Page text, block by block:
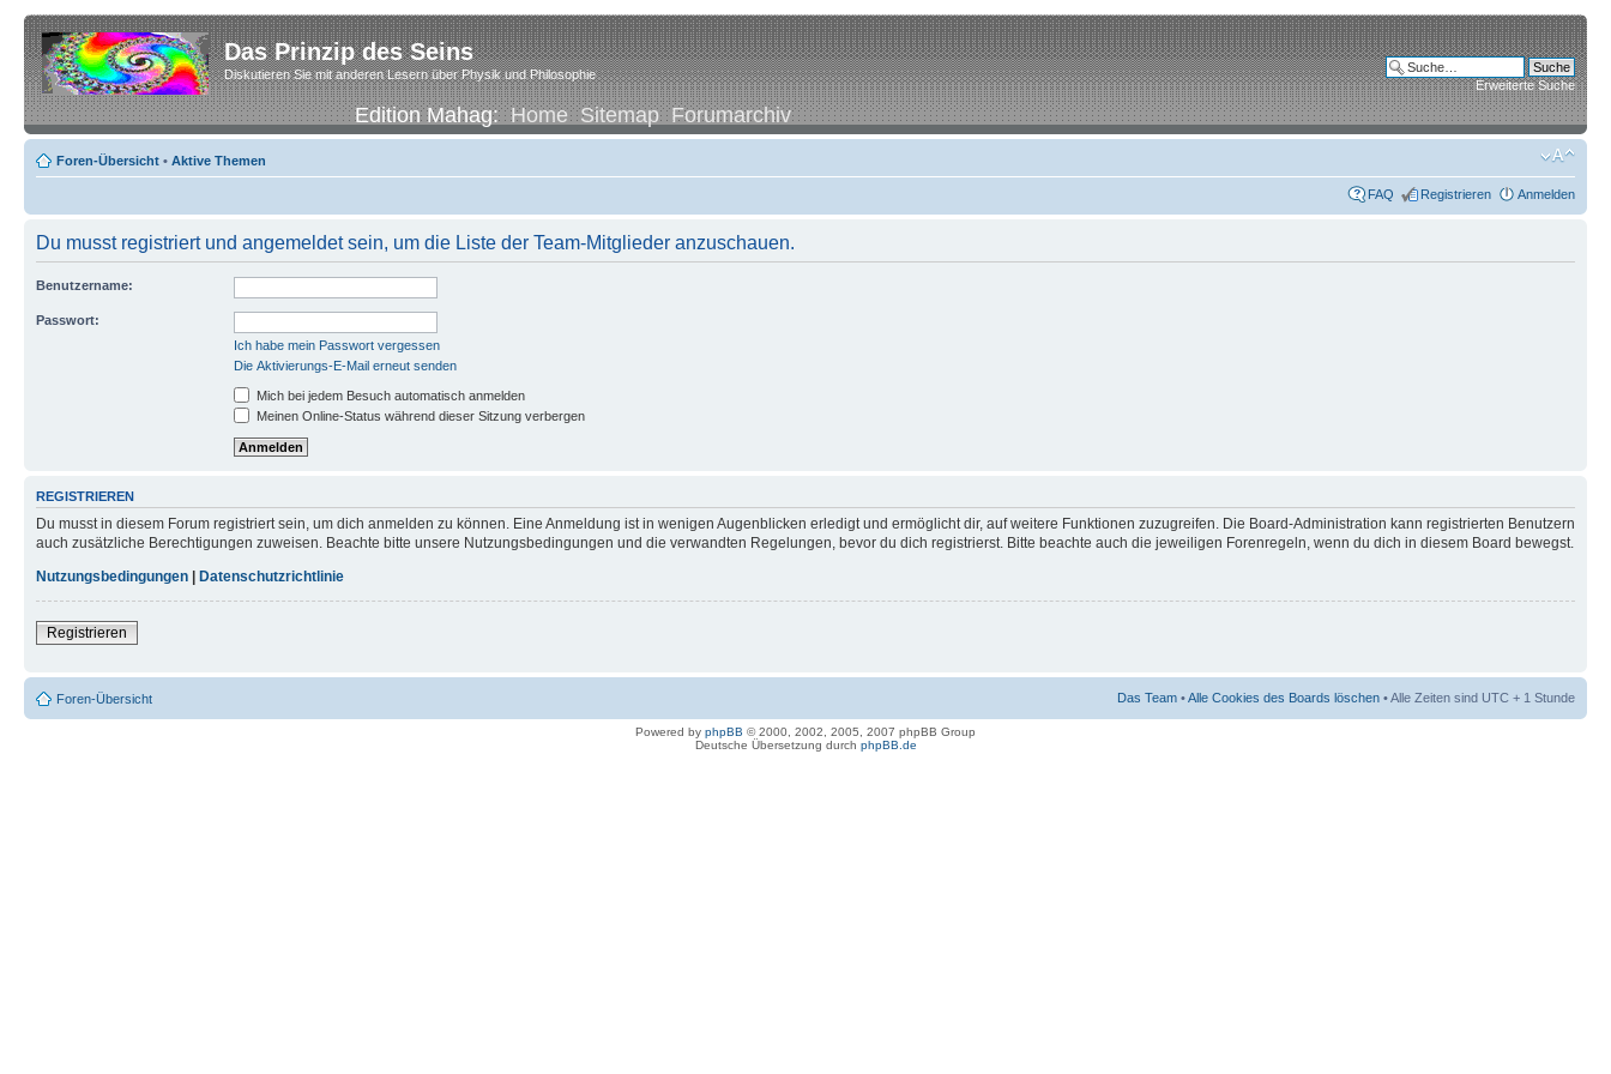
Das Prinzip des Seins
Diskutieren Sie mit anderen Lesern über Physik und Philosophie
Edition Mahag:Home Sitemap Forumarchiv
Erweiterte Suche
Foren-Übersicht • Aktive Themen
FAQ Registrieren Anmelden
Du musst registriert und angemeldet sein, um die Liste der Team-Mitglieder anzuschauen.
Benutzername:
Passwort:
Ich habe mein Passwort vergessen
Die Aktivierungs-E-Mail erneut senden
Mich bei jedem Besuch automatisch anmelden
Meinen Online-Status während dieser Sitzung verbergen
REGISTRIEREN
Du musst in diesem Forum registriert sein, um dich anmelden zu können. Eine Anmeldung ist in wenigen Augenblicken erledigt und ermöglicht dir, auf weitere Funktionen zuzugreifen. Die Board-Administration kann registrierten Benutzern
auch zusätzliche Berechtigungen zuweisen. Beachte bitte unsere Nutzungsbedingungen und die verwandten Regelungen, bevor du dich registrierst. Bitte beachte auch die jeweiligen Forenregeln, wenn du dich in diesem Board bewegst.
Nutzungsbedingungen
Datenschutzrichtlinie
Registrieren
Foren-Übersicht Das Team •Alle Cookies des Boards löschen • Alle Zeiten sind UTC + 1 Stunde
Powered by phpBB © 2000, 2002, 2005, 2007 phpBB Group
Deutsche Übersetzung durch phpBB.de